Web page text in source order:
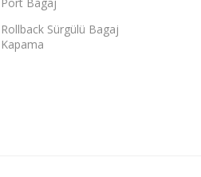
Rollback Sürgülü Bagaj
Kapama